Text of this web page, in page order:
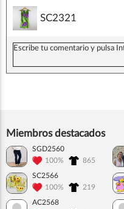
SC2321
Miembros destacados
SGD2560
100%
865
SC2566
100%
219
AC2568